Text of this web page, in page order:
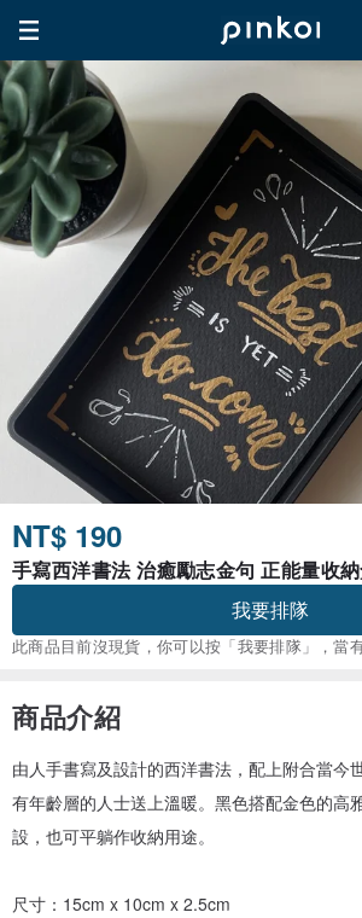
NT$ 190
手寫西洋書法 治癒勵志金句 正能量收
我要排隊
此商品目前沒現貨，你可以按「我要排隊」，當
商品介紹
由人手書寫及設計的西洋書法，配上附合當今
有年齡層的人士送上溫暖。黑色搭配金色的高
設，也可平躺作收納用途。
尺寸：15cm x 10cm x 2.5cm